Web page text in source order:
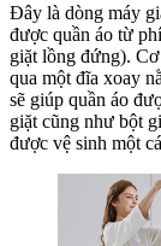
Đây là dòng máy
được quần áo từ
giặt lồng đứng).
qua một đĩa xoay
sẽ giúp quần áo
giặt cũng như bột
được vệ sinh một